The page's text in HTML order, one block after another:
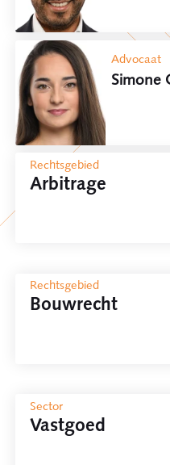
Advocaat
Simone
Rechtsgebied
Arbitrage
Rechtsgebied
Bouwrecht
Sector
Vastgoed